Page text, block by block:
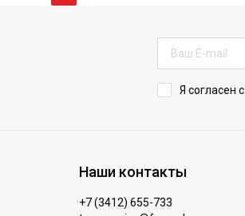
Я согласен с
Наши контакты
+7 (3412) 655-733